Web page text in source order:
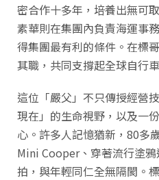
密合作十多年，培養出無可
素華則在集團內負責海運事
得集團最有利的條件。在標
其職，共同支撐起全球自行
這位「嚴父」不只傳授經營
現在」的生命視野，以及一
心。許多人記憶猶新，80多
Mini Cooper、穿著流行塗
拍，與年輕同仁全無隔閡。